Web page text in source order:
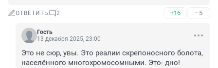
ОТВЕТИТЬ 2 +16 –5
Гость
13 декабря 2025, 23:00
Это не сюр, увы. Это реалии скрепоносного болота,
населённого многохромосомными. Это- дно!